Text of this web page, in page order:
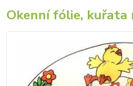
Okenní fólie, kuřata